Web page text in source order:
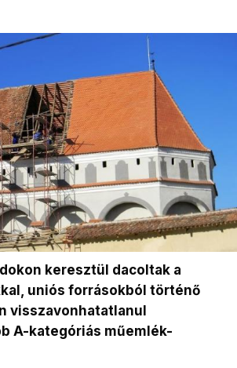
keresztül dacoltak a
uniós forrásokból történő
visszavonhatatlanul
A-kategóriás műemlék-